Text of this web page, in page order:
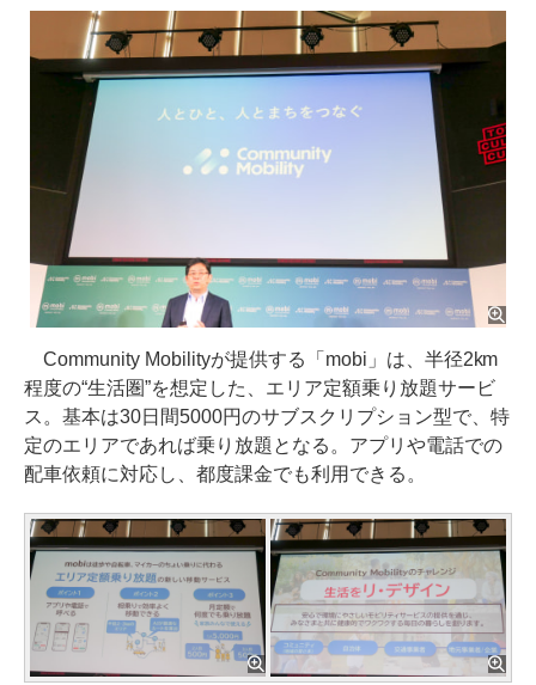
Community Mobilityが提供する「mobi」は、半径2km
程度の“生活圏”を想定した、エリア定額乗り放題サービ
ス。基本は30日間5000円のサブスクリプション型で、特
定のエリアであれば乗り放題となる。アプリや電話での
配車依頼に対応し、都度課金でも利用できる。